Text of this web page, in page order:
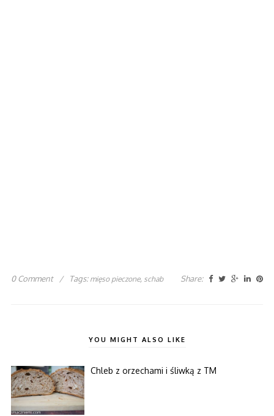
0 Comment / Tags: mięso pieczone, schab Share:
YOU MIGHT ALSO LIKE
Chleb z orzechami i śliwką z TM